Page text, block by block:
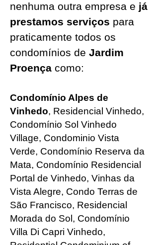
nenhuma outra empresa e já
prestamos serviços para
praticamente todos os
condomínios de Jardim
Proença como:
Condomínio Alpes de
Vinhedo, Residencial Vinhedo,
Condomínio Sol Vinhedo
Village, Condominio Vista
Verde, Condomínio Reserva da
Mata, Condomínio Residencial
Portal de Vinhedo, Vinhas da
Vista Alegre, Condo Terras de
São Francisco, Residencial
Morada do Sol, Condomínio
Villa Di Capri Vinhedo,